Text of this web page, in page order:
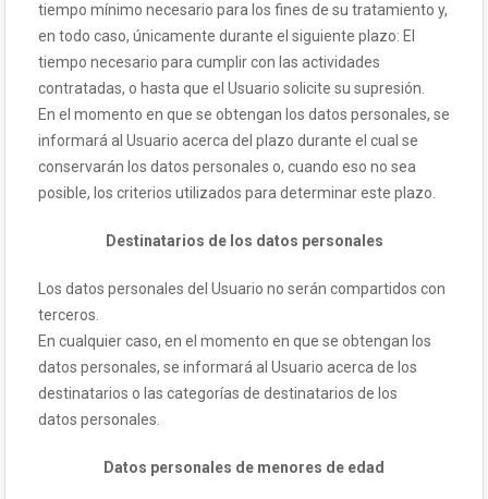
tiempo mínimo necesario para los fines de su tratamiento y,
en todo caso, únicamente durante el siguiente plazo: El
tiempo necesario para cumplir con las actividades
contratadas, o hasta que el Usuario solicite su supresión.
En el momento en que se obtengan los datos personales, se
informará al Usuario acerca del plazo durante el cual se
conservarán los datos personales o, cuando eso no sea
posible, los criterios utilizados para determinar este plazo.
Destinatarios de los datos personales
Los datos personales del Usuario no serán compartidos con
terceros.
En cualquier caso, en el momento en que se obtengan los
datos personales, se informará al Usuario acerca de los
destinatarios o las categorías de destinatarios de los
datos personales.
Datos personales de menores de edad